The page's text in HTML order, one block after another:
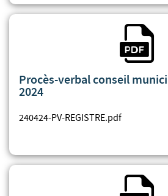
Procès-verbal conseil
2024
240424-PV-REGISTRE.pdf